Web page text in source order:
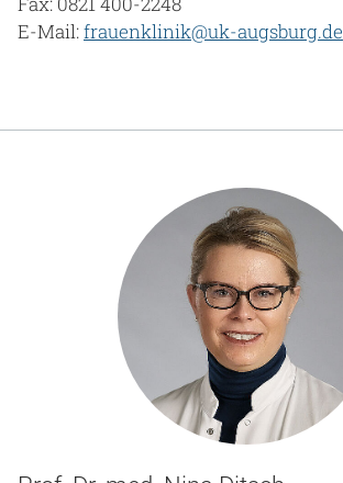
E-Mail:frauenklinik@uk-augsburg.de